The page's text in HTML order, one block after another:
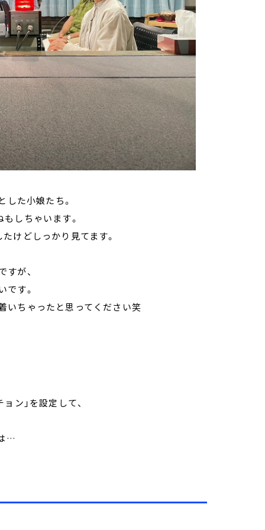
した小娘たち。
しちゃいます。
けどしっかり見てます。
が、
です。
いちゃったと思ってください笑
ョン」を設定して、
…